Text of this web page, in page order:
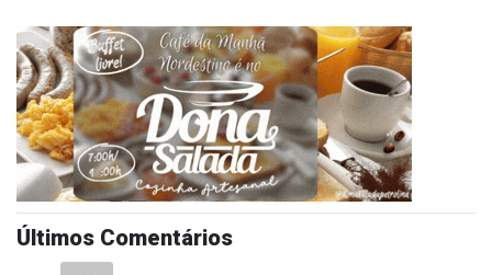
Últimos Comentários